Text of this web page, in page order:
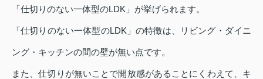
「仕切りのない一体型のLDK」が挙げられます。
「仕切りのない一体型のLDK」の特徴は、リビング・ダイニ
ング・キッチンの間の壁が無い点です。
また、仕切りが無いことで開放感があることにくわえて、キ